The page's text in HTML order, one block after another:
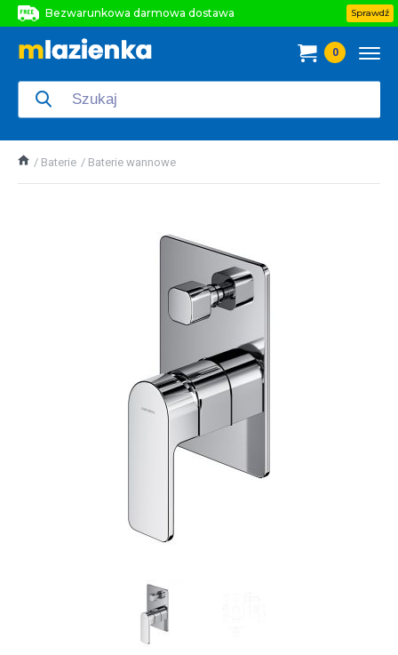
Bezwarunkowa darmowa dostawa
Bezwarunkowa darmowa dostawa
Sprawdź
0
Baterie Baterie wannowe